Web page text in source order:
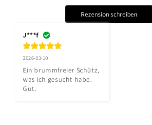
Rezension schreiben
J***f
2026-03-10
Ein brummfreier Schütz,
was ich gesucht habe.
Gut.